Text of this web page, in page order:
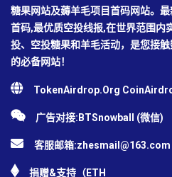
糖果网站及薅羊毛项目首码网站。
首码,最优质空投线报,在世界范围内
投、空投糖果和羊毛活动，是您接
的必备网站！
TokenAirdrop.Org
广告对接:BTSnowball (微信)
客服邮箱:zhesmail@163.com
捐赠&支持（ETH